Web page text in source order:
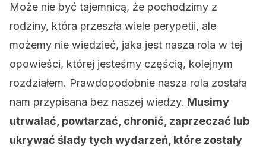
Może nie być tajemnicą, że pochodzimy z
rodziny, która przeszła wiele perypetii, ale
możemy nie wiedzieć, jaka jest nasza rola w tej
opowieści, której jesteśmy częścią, kolejnym
rozdziałem. Prawdopodobnie nasza rola została
nam przypisana bez naszej wiedzy. Musimy
utrwalać, powtarzać, chronić, zaprzeczać lub
ukrywać ślady tych wydarzeń, które zostały